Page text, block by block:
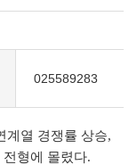
025589283
계열 경쟁률 상승,
형에 몰렸다.